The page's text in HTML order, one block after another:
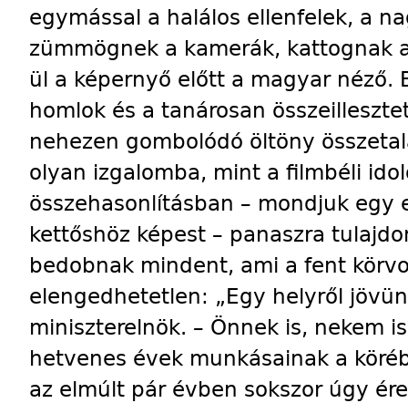
egymással a halálos ellenfelek, a
zümmögnek a kamerák, kattognak
ül a képernyő előtt a magyar néző.
homlok és a tanárosan
nehezen gombolódó öltöny
olyan izgalomba, mint a filmbéli
összehasonlításban – mondjuk egy
kettőshöz képest – panaszra
bedobnak mindent, ami a fent
elengedhetetlen: „Egy helyről
miniszterelnök. – Önnek is, nekem
hetvenes évek munkásainak a
az elmúlt pár évben sokszor úgy